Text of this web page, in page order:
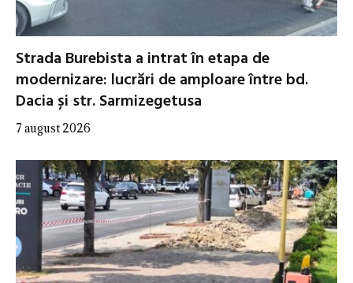
Strada Burebista a intrat în etapa de
modernizare: lucrări de amploare între bd.
Dacia și str. Sarmizegetusa
7 august 2026